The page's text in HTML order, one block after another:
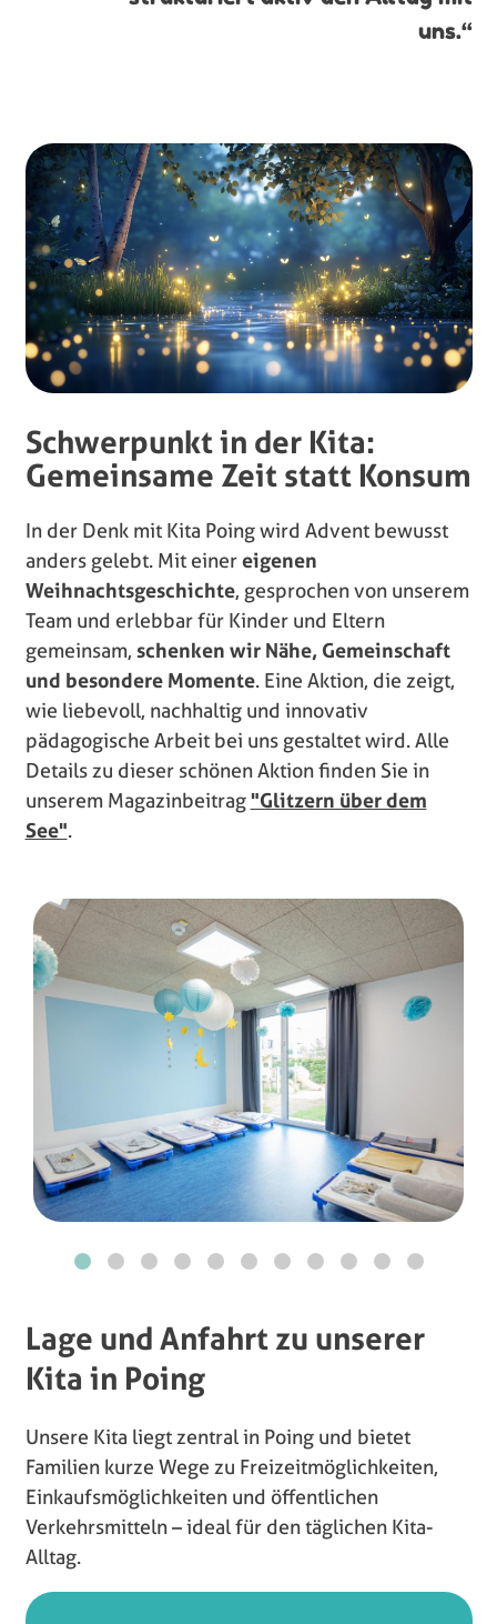
uns.“
Schwerpunkt in der Kita:
Gemeinsame Zeit statt Konsum
In der Denk mit Kita Poing wird Advent bewusst
anders gelebt. Mit einereigenen
Weihnachtsgeschichte, gesprochen von unserem
Team und erlebbar für Kinder und Eltern
gemeinsam, schenken wir Nähe, Gemeinschaft
und besondere Momente. Eine Aktion, die zeigt,
wie liebevoll, nachhaltig und innovativ
pädagogische Arbeit bei uns gestaltet wird. Alle
Details zu dieser schönen Aktion finden Sie in
unserem Magazinbeitrag "Glitzern über dem
See".
Lage und Anfahrt zu unserer
Kita in Poing
Unsere Kita liegt zentral in Poing und bietet
Familien kurze Wege zu Freizeitmöglichkeiten,
Einkaufsmöglichkeiten und öffentlichen
Verkehrsmitteln – ideal für den täglichen Kita-
Alltag.